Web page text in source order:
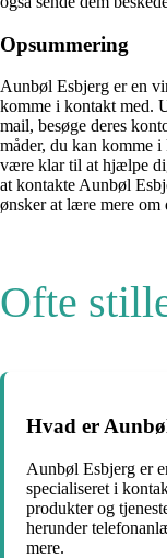
Opsummering
Aunbøl Esbjerg er en
komme i kontakt med.
mail, besøge deres
måder, du kan komme
være klar til at hjælpe
at kontakte Aunbøl
ønsker at lære mere om
Ofte
Hvad er
Aunbøl Esbjerg er
specialiseret i
produkter og
herunder
mere.